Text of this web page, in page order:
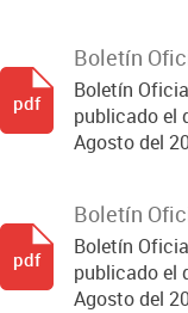
Boletín
Boletín
publicado el
Agosto del
pdf
Boletín
Boletín
publicado el
Agosto del
pdf